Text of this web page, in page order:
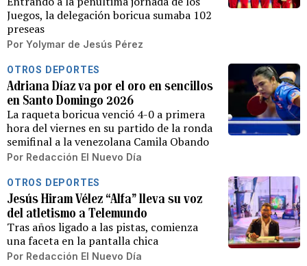
Juegos, la delegación boricua sumaba 102
preseas
Por Yolymar de Jesús Pérez
OTROS DEPORTES
Adriana Díaz va por el oro en sencillos
en Santo Domingo 2026
La raqueta boricua venció 4-0 a primera
hora del viernes en su partido de la ronda
semifinal a la venezolana Camila Obando
Por Redacción El Nuevo Día
OTROS DEPORTES
Jesús Hiram Vélez “Alfa” lleva su voz
del atletismo a Telemundo
Tras años ligado a las pistas, comienza
una faceta en la pantalla chica
Por Redacción El Nuevo Día